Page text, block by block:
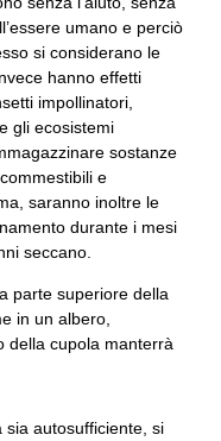
umano e perciò
si considerano le
hanno effetti
impollinatori,
gli ecosistemi
sostanze
e
saranno inoltre le
durante i mesi
seccano.
parte superiore della
in un albero,
della cupola manterrà
sia autosufficiente, si